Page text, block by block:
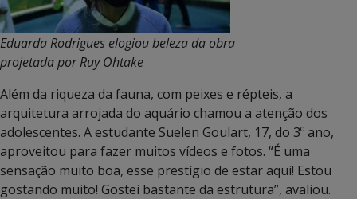
Eduarda Rodrigues elogiou beleza da obra
projetada por Ruy Ohtake
Além da riqueza da fauna, com peixes e répteis, a
arquitetura arrojada do aquário chamou a atenção dos
adolescentes. A estudante Suelen Goulart, 17, do 3º ano,
aproveitou para fazer muitos vídeos e fotos. “É uma
sensação muito boa, esse prestígio de estar aqui! Estou
gostando muito! Gostei bastante da estrutura”, avaliou.